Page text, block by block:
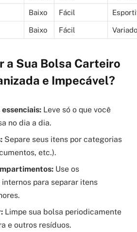
Baixo Fácil
Baixo Fácil Variado
a Sua Bolsa Carteiro
e Impecável?
Leve só o que você
no dia a dia.
Separe seus itens por categorias
etc.).
Use os
para separar itens
Limpe sua bolsa periodicamente
e outros resíduos.